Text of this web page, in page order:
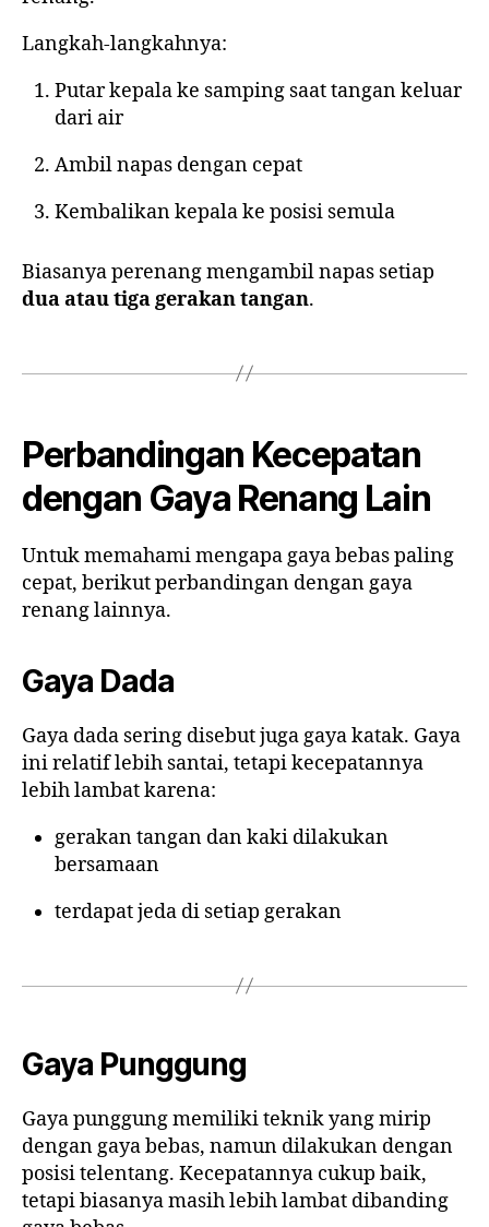
Langkah-langkahnya:
Putar kepala ke samping saat tangan keluar
dari air
Ambil napas dengan cepat
Kembalikan kepala ke posisi semula
Biasanya perenang mengambil napas setiap
dua atau tiga gerakan tangan.
Perbandingan Kecepatan
dengan Gaya Renang Lain
Untuk memahami mengapa gaya bebas paling
cepat, berikut perbandingan dengan gaya
renang lainnya.
Gaya Dada
Gaya dada sering disebut juga gaya katak. Gaya
ini relatif lebih santai, tetapi kecepatannya
lebih lambat karena:
gerakan tangan dan kaki dilakukan
bersamaan
terdapat jeda di setiap gerakan
Gaya Punggung
Gaya punggung memiliki teknik yang mirip
dengan gaya bebas, namun dilakukan dengan
posisi telentang. Kecepatannya cukup baik,
tetapi biasanya masih lebih lambat dibanding